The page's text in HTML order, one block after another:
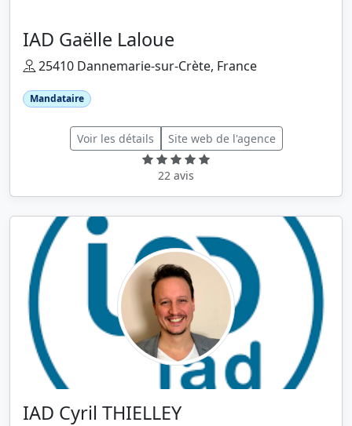
IAD Gaëlle Laloue
25410 Dannemarie-sur-Crète, France
Mandataire
Voir les détails Site web de l'agence
22 avis
IAD Cyril THIELLEY